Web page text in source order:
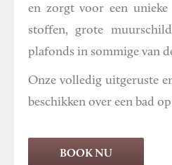
en zorgt voor een unieke
stoffen, grote
plafonds in sommige van
Onze volledig uitgeruste
beschikken over een bad
BOOK NU